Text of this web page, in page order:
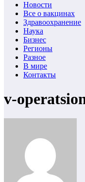
Новости
Все о вакцинах
Здравоохранение
Наука
Бизнес
Регионы
Разное
В мире
Контакты
v-